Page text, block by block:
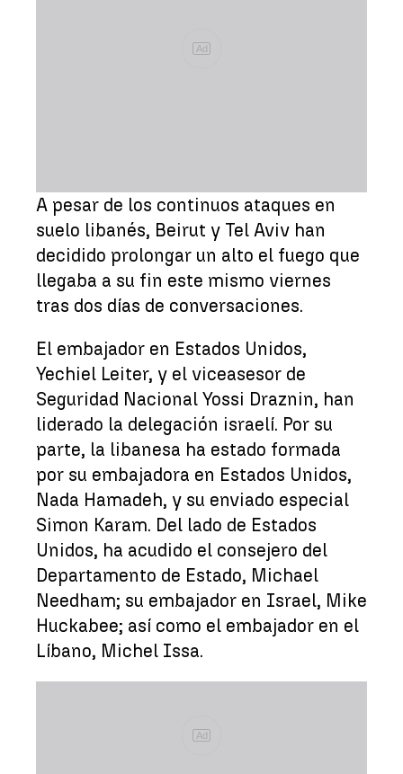
Ad
A pesar de los continuos ataques en
suelo libanés, Beirut y Tel Aviv han
decidido prolongar un alto el fuego que
llegaba a su fin este mismo viernes
tras dos días de conversaciones.
El embajador en Estados Unidos,
Yechiel Leiter, y el viceasesor de
Seguridad Nacional Yossi Draznin, han
liderado la delegación israelí. Por su
parte, la libanesa ha estado formada
por su embajadora en Estados Unidos,
Nada Hamadeh, y su enviado especial
Simon Karam. Del lado de Estados
Unidos, ha acudido el consejero del
Departamento de Estado, Michael
Needham; su embajador en Israel, Mike
Huckabee; así como el embajador en el
Líbano, Michel Issa.
Ad